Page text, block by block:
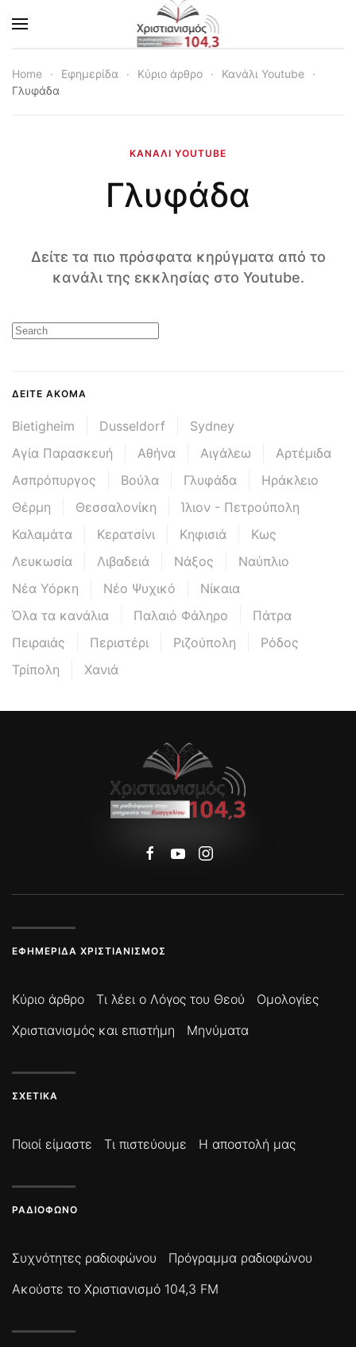
Skip to main content
Home Εφημερίδα Κύριο άρθρο
Κανάλι Youtube
Γλυφάδα
ΚΑΝΆΛΙ YOUTUBE
Γλυφάδα
Δείτε τα πιο πρόσφατα κηρύγματα από το
κανάλι της εκκλησίας στο Youtube.
ΔΕΊΤΕ ΑΚΌΜΑ
Bietigheim Dusseldorf
Sydney
Αγία Παρασκευή
Αθήνα Αιγάλεω
Αρτέμιδα
Ασπρόπυργος
Βούλα Γλυφάδα
Ηράκλειο
Θέρμη
Θεσσαλονίκη
Ίλιον - Πετρούπολη
Καλαμάτα
Κερατσίνι Κηφισιά
Κως
Λευκωσία
Λιβαδειά Νάξος
Ναύπλιο
Νέα Υόρκη
Νέο Ψυχικό
Νίκαια
Όλα τα κανάλια
Παλαιό Φάληρο
Πάτρα
Πειραιάς
Περιστέρι Ριζούπολη
Ρόδος
Τρίπολη
Χανιά
ΕΦΗΜΕΡΊΔΑ ΧΡΙΣΤΙΑΝΙΣΜΌΣ
Κύριο άρθρο Τι λέει ο Λόγος του Θεού
Ομολογίες
Χριστιανισμός και επιστήμη
Μηνύματα
ΣΧΕΤΙΚΆ
Ποιοί είμαστε Τι πιστεύουμε Η αποστολή μας
ΡΑΔΙΌΦΩΝΟ
Συχνότητες ραδιοφώνου
Πρόγραμμα ραδιοφώνου
Ακούστε το Χριστιανισμό 104,3 FM